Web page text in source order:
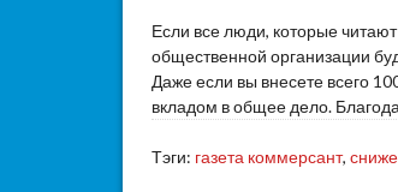
Если все люди, которые
общественной организации
Даже если вы внесете всего
вкладом в общее дело.
Тэги: газета коммерсант,